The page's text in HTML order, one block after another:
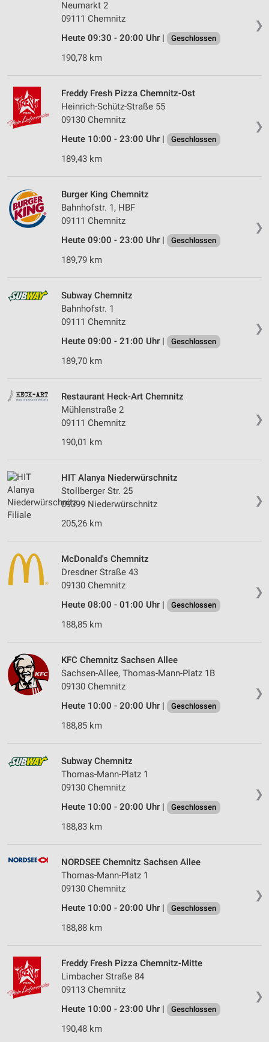
❯
Neumarkt 2
09111 Chemnitz
Heute 09:30 - 20:00 Uhr |
Geschlossen
190,78 km
❯
Freddy Fresh Pizza Chemnitz-Ost
Heinrich-Schütz-Straße 55
09130 Chemnitz
Heute 10:00 - 23:00 Uhr |
Geschlossen
189,43 km
❯
Burger King Chemnitz
Bahnhofstr. 1, HBF
09111 Chemnitz
Heute 09:00 - 23:00 Uhr |
Geschlossen
189,79 km
❯
Subway Chemnitz
Bahnhofstr. 1
09111 Chemnitz
Heute 09:00 - 21:00 Uhr |
Geschlossen
189,70 km
❯
Restaurant Heck-Art Chemnitz
Mühlenstraße 2
09111 Chemnitz
190,01 km
❯
HIT Alanya Niederwürschnitz
Stollberger Str. 25
09399 Niederwürschnitz
205,26 km
❯
McDonald's Chemnitz
Dresdner Straße 43
09130 Chemnitz
Heute 08:00 - 01:00 Uhr |
Geschlossen
188,85 km
❯
KFC Chemnitz Sachsen Allee
Sachsen-Allee, Thomas-Mann-Platz 1B
09130 Chemnitz
Heute 10:00 - 20:00 Uhr |
Geschlossen
188,85 km
❯
Subway Chemnitz
Thomas-Mann-Platz 1
09130 Chemnitz
Heute 10:00 - 20:00 Uhr |
Geschlossen
188,83 km
❯
NORDSEE Chemnitz Sachsen Allee
Thomas-Mann-Platz 1
09130 Chemnitz
Heute 10:00 - 20:00 Uhr |
Geschlossen
188,88 km
❯
Freddy Fresh Pizza Chemnitz-Mitte
Limbacher Straße 84
09113 Chemnitz
Heute 10:00 - 23:00 Uhr |
Geschlossen
190,48 km